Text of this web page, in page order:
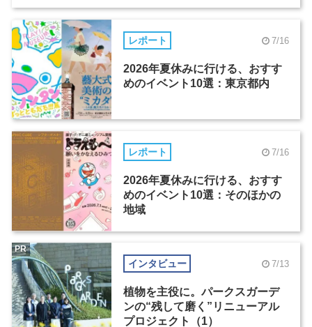
レポート 7/16
2026年夏休みに行ける、おすす
めのイベント10選：東京都内
レポート 7/16
2026年夏休みに行ける、おすす
めのイベント10選：そのほかの
地域
インタビュー 7/13
植物を主役に。パークスガーデ
ンの“残して磨く”リニューアル
プロジェクト（1）
PR